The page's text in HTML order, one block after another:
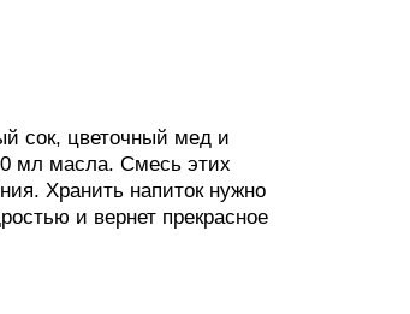
сок, цветочный мед и
мл масла. Смесь этих
Хранить напиток нужно
и вернет прекрасное